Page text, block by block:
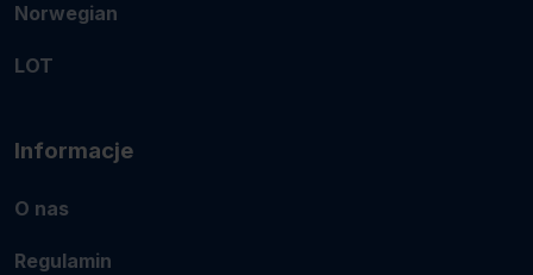
Norwegian
LOT
Informacje
O nas
Regulamin